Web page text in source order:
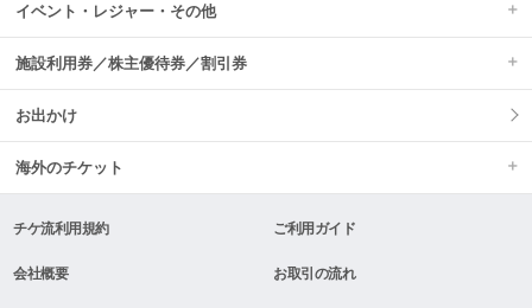
イベント・レジャー・その他
施設利用券／株主優待券／割引券
お出かけ
海外のチケット
チケ流利用規約 ご利用ガイド
会社概要 お取引の流れ